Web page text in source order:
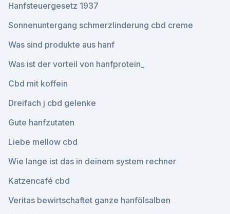
Hanfsteuergesetz 1937
Sonnenuntergang schmerzlinderung cbd creme
Was sind produkte aus hanf
Was ist der vorteil von hanfprotein_
Cbd mit koffein
Dreifach j cbd gelenke
Gute hanfzutaten
Liebe mellow cbd
Wie lange ist das in deinem system rechner
Katzencafé cbd
Veritas bewirtschaftet ganze hanfölsalben